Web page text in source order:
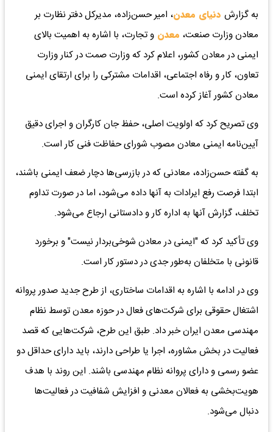
به گزارش دنیای معدن، امیر حسن‌زاده، مدیرکل دفتر نظارت بر
معادن وزارت صنعت، معدن و تجارت، با اشاره به اهمیت بالای
ایمنی در معادن کشور، اعلام کرد که وزارت صمت در کنار وزارت
تعاون، کار و رفاه اجتماعی، اقدامات مشترکی را برای ارتقای ایمنی
معادن کشور آغاز کرده است.
وی تصریح کرد که اولویت اصلی، حفظ جان کارگران و اجرای دقیق
آیین‌نامه ایمنی معادن مصوب شورای حفاظت فنی کار است.
به گفته حسن‌زاده، معادنی که در بازرسی‌ها دچار ضعف ایمنی باشند،
ابتدا فرصت رفع ایرادات به آنها داده می‌شود، اما در صورت تداوم
تخلف، گزارش آنها به اداره کار و دادستانی ارجاع می‌شود.
وی تأکید کرد که "ایمنی در معادن شوخی‌بردار نیست" و برخورد
قانونی با متخلفان به‌طور جدی در دستور کار است.
وی در ادامه با اشاره به اقدامات ساختاری، از طرح جدید صدور پروانه
اشتغال حقوقی برای شرکت‌های فعال در حوزه معدن توسط نظام
مهندسی معدن ایران خبر داد. طبق این طرح، شرکت‌هایی که قصد
فعالیت در بخش مشاوره، اجرا یا طراحی دارند، باید دارای حداقل دو
عضو رسمی و دارای پروانه نظام مهندسی باشند. این روند با هدف
هویت‌بخشی به فعالان معدنی و افزایش شفافیت در فعالیت‌ها
دنبال می‌شود.